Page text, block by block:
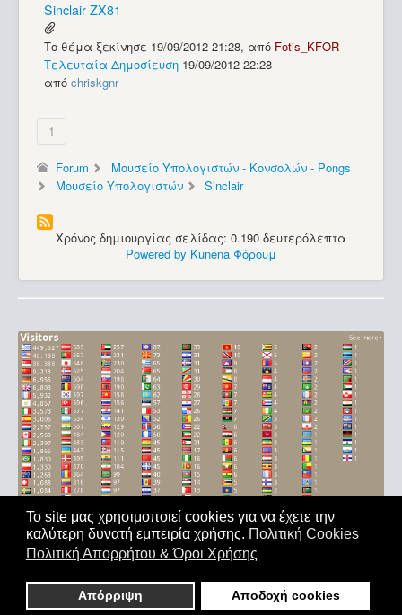
Το site μας χρησιμοποιεί cookies για να έχετε την
καλύτερη δυνατή εμπειρία χρήσης. Πολιτική Cookies
Πολιτική Απορρήτου & Όροι Χρήσης
Απόρριψη Αποδοχή cookies
Sinclair ZX81
Το θέμα ξεκίνησε 19/09/2012 21:28, από Fotis_KFOR
Τελευταία Δημοσίευση 19/09/2012 22:28
από chriskgnr
1
Forum
Μουσείο Υπολογιστών - Κονσολών - Pongs
Μουσείο Υπολογιστών
Sinclair
Χρόνος δημιουργίας σελίδας: 0.190 δευτερόλεπτα
Powered by Kunena Φόρουμ
Αρχική|'Οροι Χρήσης|Επικοινωνία
παντός δικαιώματος